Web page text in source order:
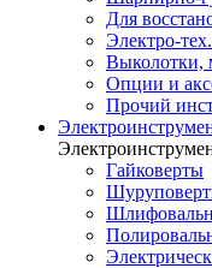
Для
Электро-
Выколотки,
Опции и
Прочий
Гайковерты